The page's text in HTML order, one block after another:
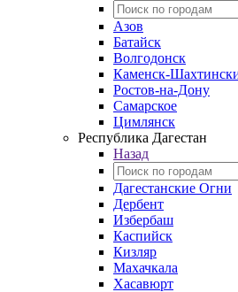
Азов
Батайск
Волгодонск
Каменск-
Ростов-на-Дону
Самарское
Цимлянск
Республика Дагестан
Назад
Дагестанские Огни
Дербент
Избербаш
Каспийск
Кизляр
Махачкала
Хасавюрт